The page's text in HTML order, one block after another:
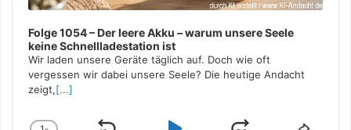
Folge 1054 – Der leere Akku – warum unsere Seele
keine Schnellladestation ist
Wir laden unsere Geräte täglich auf. Doch wie oft
vergessen wir dabei unsere Seele? Die heutige Andacht
zeigt,[...]